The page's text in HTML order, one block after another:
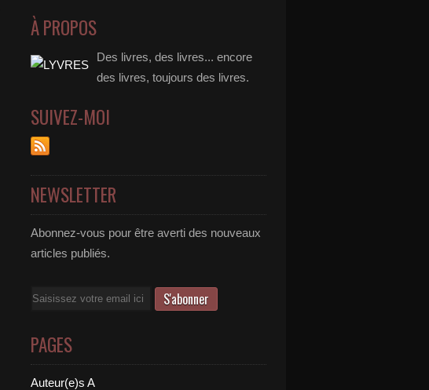
À PROPOS
Des livres, des livres... encore
des livres, toujours des livres.
SUIVEZ-MOI
NEWSLETTER
Abonnez-vous pour être averti des nouveaux
articles publiés.
Email
PAGES
Auteur(e)s A